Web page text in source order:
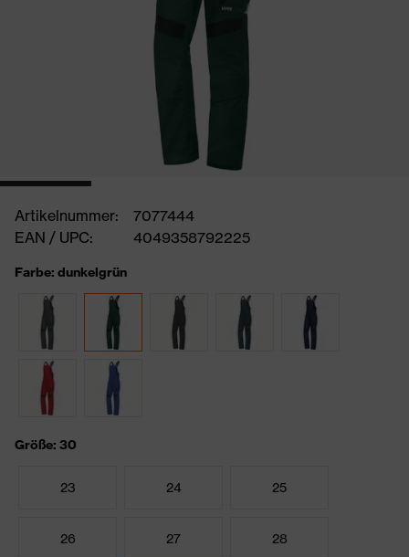
Artikelnummer:
7077444
EAN / UPC:
4049358792225
Farbe: dunkelgrün
Größe: 30
23 24 25
26 27 28